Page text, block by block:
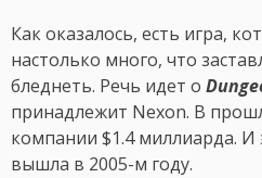
Как оказалось, есть игра,
настолько много, что
бледнеть. Речь идет о
принадлежит Nexon. В
компании $1.4 миллиарда. И
вышла в 2005-м году.